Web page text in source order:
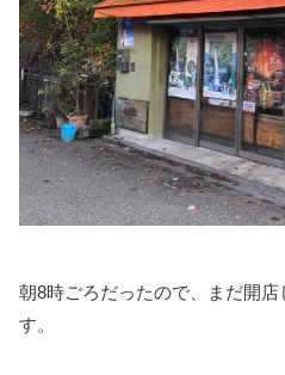
朝8時ごろだったので、まだ開
す。